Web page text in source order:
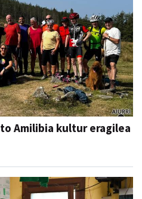
Amilibia kultur eragilea